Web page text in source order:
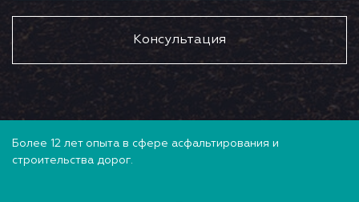
Консультация
Более 12 лет опыта в сфере асфальтирования и
строительства дорог.